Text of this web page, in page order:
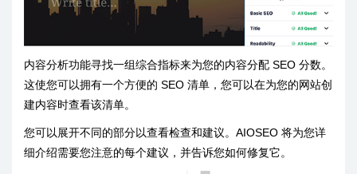
内容分析功能寻找一组综合指标来为您的内容分配 SEO 分数。
这使您可以拥有一个方便的 SEO 清单，您可以在为您的网站创
建内容时查看该清单。
您可以展开不同的部分以查看检查和建议。AIOSEO 将为您详
细介绍需要您注意的每个建议，并告诉您如何修复它。